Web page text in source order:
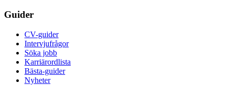
Guider
CV-guider
Intervjufrågor
Söka jobb
Karriärordlista
Bästa-guider
Nyheter